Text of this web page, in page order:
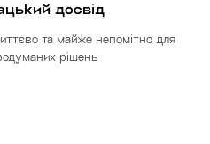
досвід
та майже непомітно для
рішень